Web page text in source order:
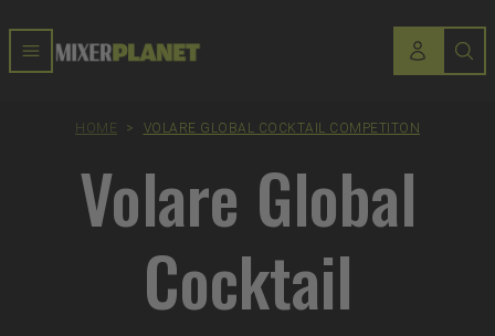
HOME > VOLARE GLOBAL COCKTAIL COMPETITON
Volare Global
Cocktail